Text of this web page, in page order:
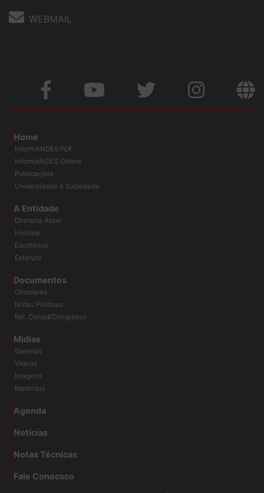
WEBMAIL
Home
InformANDES PDF
InformANDES Online
Publicações
Universidade e Sociedade
A Entidade
Diretoria Atual
História
Escritórios
Estatuto
Documentos
Circulares
Notas Políticas
Rel. Conad/Congresso
Mídias
Galerias
Vídeos
Imagens
Materiais
Agenda
Notícias
Notas Técnicas
Fale Conocsco